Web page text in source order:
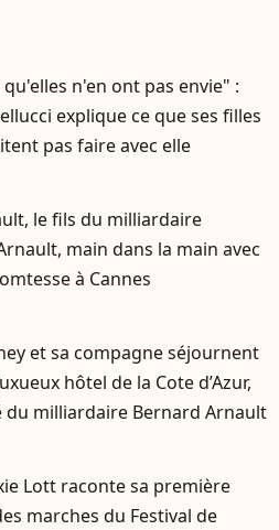
qu'elles n'en ont pas envie" :
explique ce que ses filles
pas faire avec elle
le fils du milliardaire
main dans la main avec
à Cannes
et sa compagne séjournent
hôtel de la Cote d’Azur,
milliardaire Bernard Arnault
Lott raconte sa première
marches du Festival de